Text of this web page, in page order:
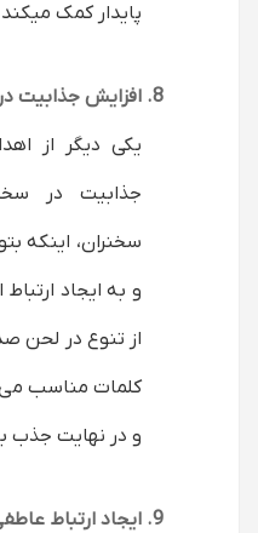
پایدار کمک
افزایش جذابیت
یکی دیگر از
جذابیت در
سخنران، اینکه
و به ایجاد
از تنوع در لحن
کلمات مناسب
و در نهایت جذب
ایجاد ارتباط